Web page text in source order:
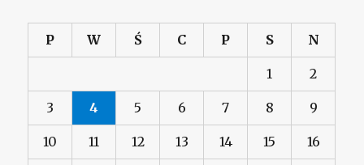
P W Ś C P S N
1 2
3 4 5 6 7 8 9
10 11 12 13 14 15 16